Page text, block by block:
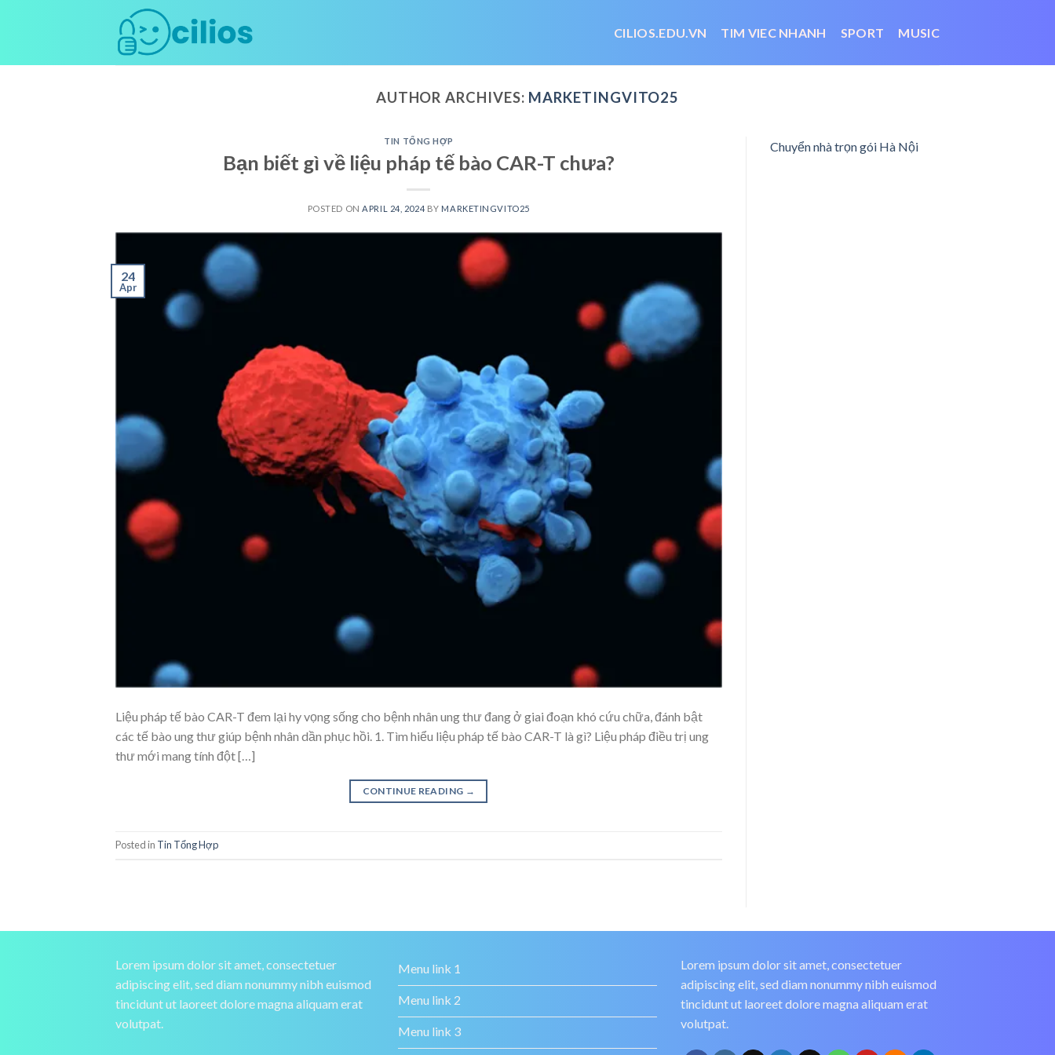
CILIOS.EDU.VN TIM VIEC NHANH SPORT MUSIC
AUTHOR ARCHIVES: MARKETINGVITO25
TIN TỔNG HỢP
Bạn biết gì về liệu pháp tế bào CAR-T chưa?
POSTED ONAPRIL 24, 2024 BY MARKETINGVITO25
24
Apr
Liệu pháp tế bào CAR-T đem lại hy vọng sống cho bệnh nhân ung thư đang ở giai đoạn khó cứu chữa, đánh bật
các tế bào ung thư giúp bệnh nhân dần phục hồi. 1. Tìm hiểu liệu pháp tế bào CAR-T là gì? Liệu pháp điều trị ung
thư mới mang tính đột […]
CONTINUE READING →
Posted in Tin Tổng Hợp
Chuyển nhà trọn gói Hà Nội
Lorem ipsum dolor sit amet, consectetuer
adipiscing elit, sed diam nonummy nibh euismod
tincidunt ut laoreet dolore magna aliquam erat
volutpat.
Menu link 1
Menu link 2
Menu link 3
Lorem ipsum dolor sit amet, consectetuer
adipiscing elit, sed diam nonummy nibh euismod
tincidunt ut laoreet dolore magna aliquam erat
volutpat.